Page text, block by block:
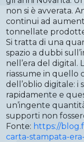
non si è avverata.
continui ad
tonnellate
Si tratta di una
spazio a dubbi
nell’era del digital.
riassume in quello
dell’oblio digitale:
rapidamente e
un’ingente
supporti non
Fonte: https://
carta-stampata-